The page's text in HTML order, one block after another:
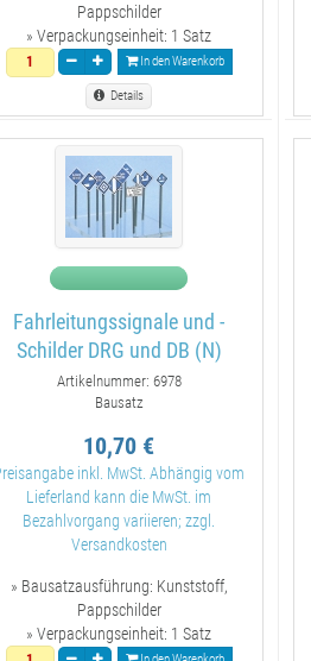
Pappschilder
» Verpackungseinheit: 1 Satz
In den Warenkorb
Details
Fahrleitungssignale und -
Schilder DRG und DB (N)
Artikelnummer: 6978
Bausatz
10,70 €
inkl. MwSt. Abhängig vom
Lieferland kann die MwSt. im
Bezahlvorgang variieren; zzgl.
Versandkosten
» Bausatzausführung: Kunststoff,
Pappschilder
» Verpackungseinheit: 1 Satz